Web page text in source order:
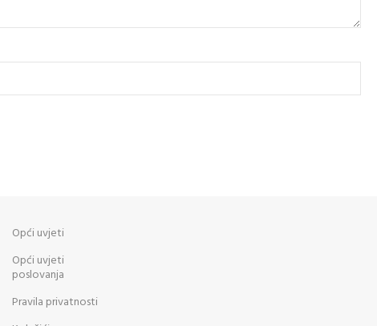
Opći uvjeti
Opći uvjeti
poslovanja
Pravila privatnosti